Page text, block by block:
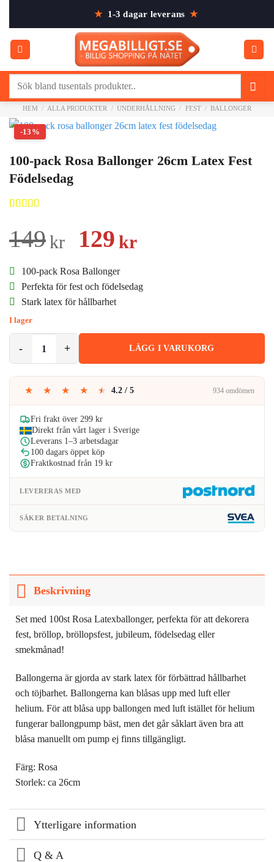
content
★ 1-3 dagar leverans ★
HEM / ALLA PRODUKTER / UNDERHÅLLNING / FEST / BALLONGER
-13%
100-pack Rosa Ballonger 26cm Latex Fest
Födelsedag
baserat på
kundrecension
149kr
Det
ursprungliga
priset
var:
149kr.
129 krDet
priset
129kr.
100-pack Rosa Ballonger
Perfekta för fest och födelsedag
Stark latex för hållbarhet
I lager
LÄGG I VARUKORG
★ ★ ★ ★ ★ 4.2 / 5 934 omdömen
Fri frakt över 299 kr
Direkt från vårt lager i Sverige
Leverans 1–3 arbetsdagar
100 dagars öppet köp
Fraktkostnad från 19 kr
LEVERERAS MED
SÄKER BETALNING
Beskrivning
Set med 100st Rosa Latexballonger, perfekta för att dekorera
fest, bröllop, bröllopsfest, jubileum, födelsedag eller
smekmånad!
Ballongerna är gjorda av stark latex för förbättrad hållbarhet
och töjbarhet. Ballongerna kan blåsas upp med luft eller
helium. För att blåsa upp ballongen med luft istället för helium
fungerar ballongpump bäst, men det går såklart även bra att
blåsa manuellt om pump ej finns tillgängligt.
Färg: Rosa
Storlek: ca 26cm
Ytterligare information
Q & A